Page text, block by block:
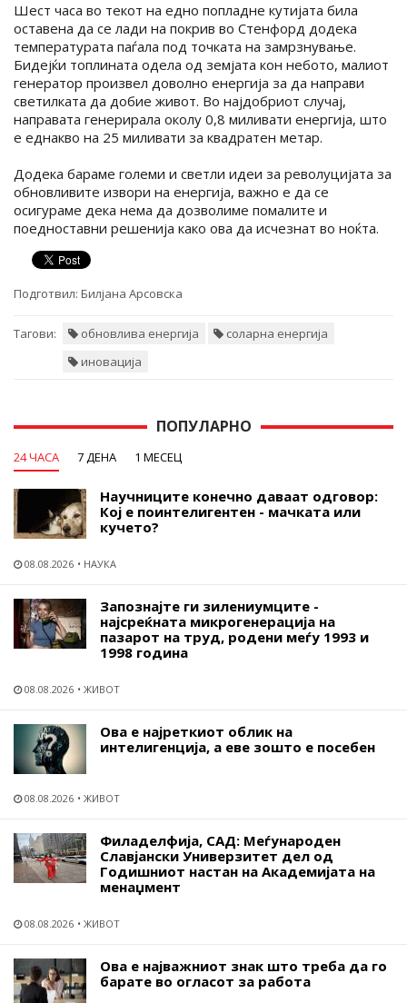
Шест часа во текот на едно попладне кутијата била
оставена да се лади на покрив во Стенфорд додека
температурата паѓала под точката на замрзнување.
Бидејќи топлината одела од земјата кон небото, малиот
генератор произвел доволно енергија за да направи
светилката да добие живот. Во најдобриот случај,
направата генерирала околу 0,8 миливати енергија, што
е еднакво на 25 миливати за квадратен метар.
Додека бараме големи и светли идеи за револуцијата за
обновливите извори на енергија, важно е да се
осигураме дека нема да дозволиме помалите и
поедноставни решенија како ова да исчезнат во ноќта.
Подготвил: Билјана Арсовска
Тагови: обновлива енергија
соларна енергија
иновација
ПОПУЛАРНО
24 ЧАСА 7 ДЕНА 1 МЕСЕЦ
Научниците конечно даваат одговор:
Кој е поинтелигентен - мачката или
кучето?
08.08.2026 НАУКА
Запознајте ги зилениумците -
најсреќната микрогенерација на
пазарот на труд, родени меѓу 1993 и
1998 година
08.08.2026 ЖИВОТ
Ова е најреткиот облик на
интелигенција, а еве зошто е посебен
08.08.2026 ЖИВОТ
Филаделфија, САД: Меѓународен
Славјански Универзитет дел од
Годишниот настан на Академијата на
менаџмент
08.08.2026 ЖИВОТ
Ова е најважниот знак што треба да го
барате во огласот за работа